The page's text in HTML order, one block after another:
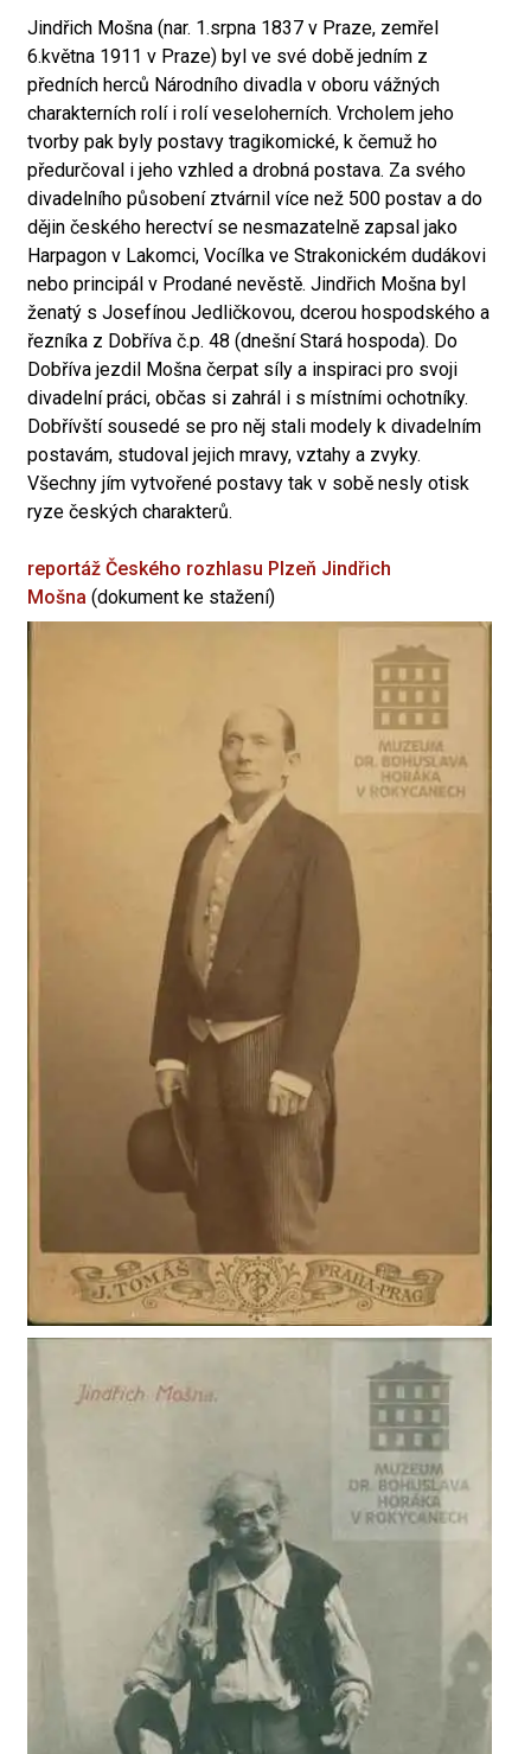
Jindřich Mošna (nar. 1.srpna 1837 v Praze, zemřel
6.května 1911 v Praze) byl ve své době jedním z
předních herců Národního divadla v oboru vážných
charakterních rolí i rolí veseloherních. Vrcholem jeho
tvorby pak byly postavy tragikomické, k čemuž ho
předurčoval i jeho vzhled a drobná postava. Za svého
divadelního působení ztvárnil více než 500 postav a do
dějin českého herectví se nesmazatelně zapsal jako
Harpagon v Lakomci, Vocílka ve Strakonickém dudákovi
nebo principál v Prodané nevěstě. Jindřich Mošna byl
ženatý s Josefínou Jedličkovou, dcerou hospodského a
řezníka z Dobříva č.p. 48 (dnešní Stará hospoda). Do
Dobříva jezdil Mošna čerpat síly a inspiraci pro svoji
divadelní práci, občas si zahrál i s místními ochotníky.
Dobřívští sousedé se pro něj stali modely k divadelním
postavám, studoval jejich mravy, vztahy a zvyky.
Všechny jím vytvořené postavy tak v sobě nesly otisk
ryze českých charakterů.
reportáž Českého rozhlasu Plzeň Jindřich
Mošna (dokument ke stažení)